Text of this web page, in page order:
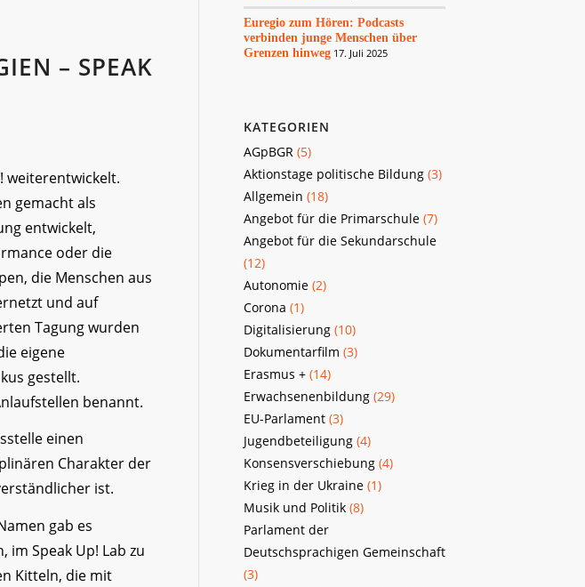
– SPEAK
weiterentwickelt.
gemacht als
entwickelt,
oder die
die Menschen aus
und auf
Tagung wurden
eigene
gestellt.
benannt.
einen
Charakter der
ist.
gab es
im Speak Up! Lab zu
Kitteln, die mit
Euregio zum Hören: Podcasts
verbinden junge Menschen über
Grenzen hinweg 17. Juli 2025
KATEGORIEN
AGpBGR(5)
Aktionstage politische Bildung(3)
Allgemein (18)
Angebot für die Primarschule(7)
Angebot für die Sekundarschule
(12)
Autonomie(2)
Corona (1)
Digitalisierung(10)
Dokumentarfilm (3)
Erasmus +(14)
Erwachsenenbildung(29)
EU-Parlament(3)
Jugendbeteiligung(4)
Konsensverschiebung(4)
Krieg in der Ukraine(1)
Musik und Politik(8)
Parlament der
Deutschsprachigen Gemeinschaft
(3)